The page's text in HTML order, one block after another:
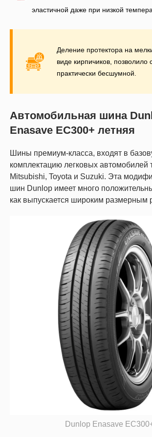
эластичной даже при низкой
Деление протектора на
виде кирпичиков, позволило
практически бесшумной.
Автомобильная шина
Enasave EC300+ летняя
Шины премиум-класса, входят в
комплектацию легковых автомобилей
Mitsubishi, Toyota и Suzuki. Эта
шин Dunlop имеет много
как выпускается широким размерным
Dunlop Enasave